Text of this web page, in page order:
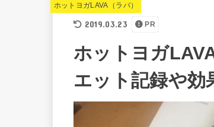
ホットヨガLAVA（ラバ）
2019.03.23 PR
ホットヨガ
エット記録や効